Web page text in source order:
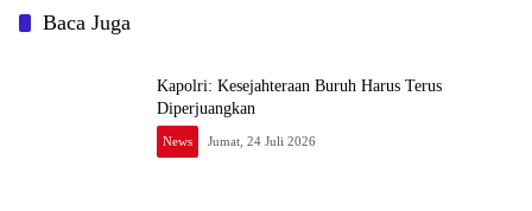
Baca Juga
Kapolri: Kesejahteraan Buruh Harus Terus
Diperjuangkan
News Jumat, 24 Juli 2026